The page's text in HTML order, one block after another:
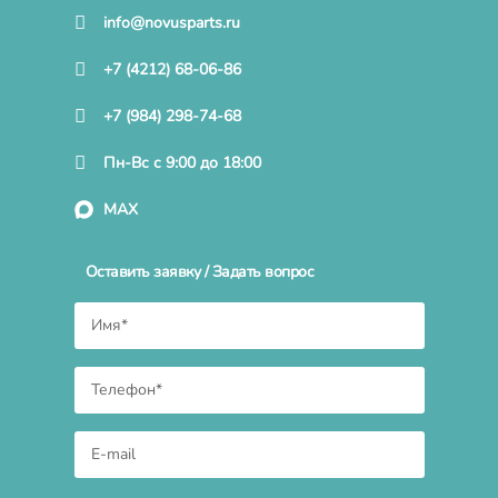
info@novusparts.ru
+7 (4212) 68-06-86
+7 (984) 298-74-68
Пн-Вс с 9:00 до 18:00
MAX
Оставить заявку / Задать вопрос